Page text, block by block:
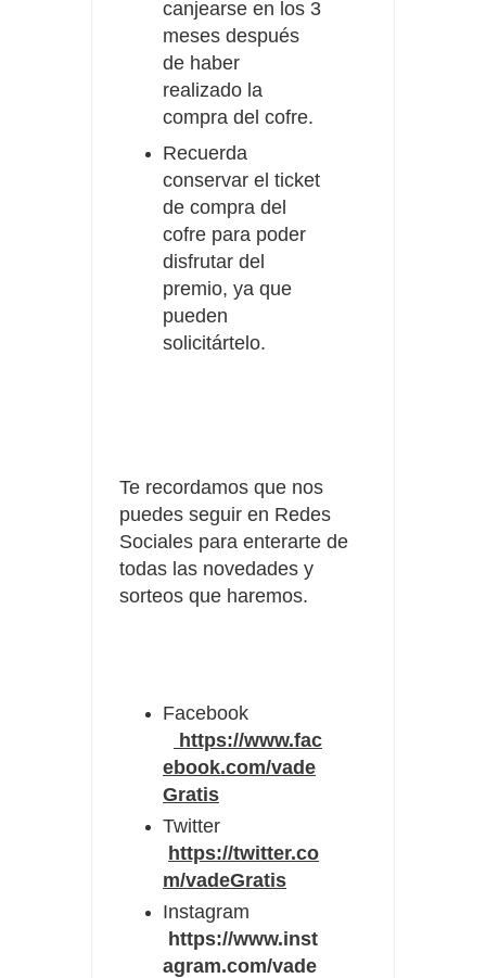
canjearse en los 3
meses después
de haber
realizado la
compra del cofre.
Recuerda
conservar el ticket
de compra del
cofre para poder
disfrutar del
premio, ya que
pueden
solicitártelo.
Te recordamos que nos
puedes seguir en Redes
Sociales para enterarte de
todas las novedades y
sorteos que haremos.
Facebook
https://www.fac
ebook.com/vade
Gratis
Twitter
https://twitter.co
m/vadeGratis
Instagram
https://www.inst
agram.com/vade